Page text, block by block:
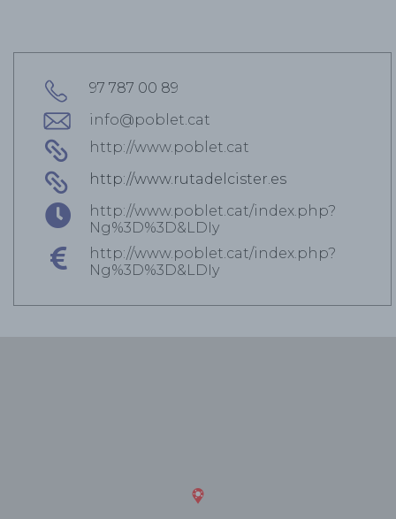
97 787 00 89
info@poblet.cat
http://www.poblet.cat
http://www.rutadelcister.es
http://www.poblet.cat/index.php?
Ng%3D%3D&LDIy
http://www.poblet.cat/index.php?
Ng%3D%3D&LDIy